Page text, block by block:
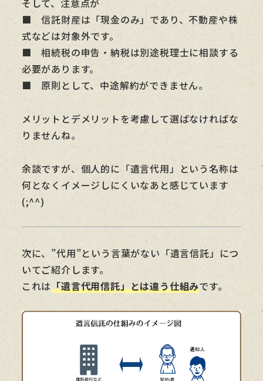
そして、注意点が
■ 信託財産は「現金のみ」であり、不動産や株
式などは対象外です。
■ 相続税の申告・納税は別途税理士に相談する
必要があります。
■ 原則として、中途解約ができません。
メリットとデメリットを考慮して選ばなければな
りませんね。
余談ですが、個人的に「遺言代用」という名称は
何となくイメージしにくいなあと感じています
(;^^)
次に、”代用”という言葉がない「遺言信託」につ
いてご紹介します。
これは「遺言代用信託」とは違う仕組みです。